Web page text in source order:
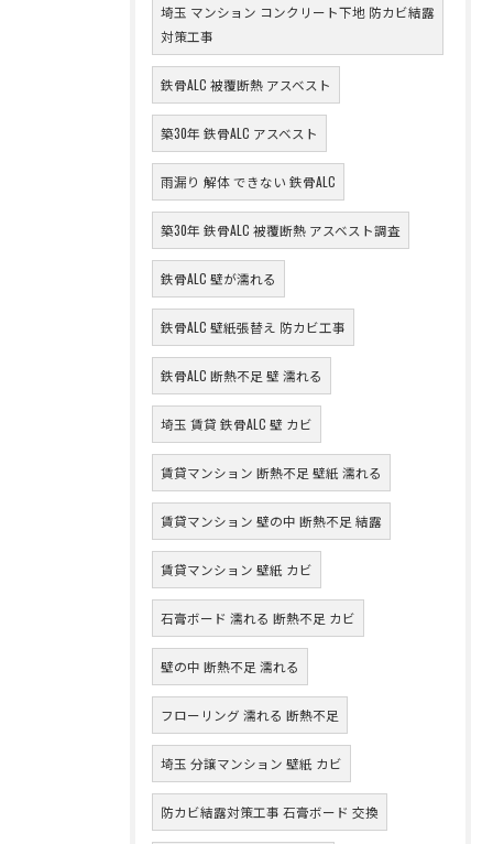
埼玉 マンション コンクリート下地 防カビ結露
対策工事
鉄骨ALC 被覆断熱 アスベスト
築30年 鉄骨ALC アスベスト
雨漏り 解体 できない 鉄骨ALC
築30年 鉄骨ALC 被覆断熱 アスベスト調査
鉄骨ALC 壁が濡れる
鉄骨ALC 壁紙張替え 防カビ工事
鉄骨ALC 断熱不足 壁 濡れる
埼玉 賃貸 鉄骨ALC 壁 カビ
賃貸マンション 断熱不足 壁紙 濡れる
賃貸マンション 壁の中 断熱不足 結露
賃貸マンション 壁紙 カビ
石膏ボード 濡れる 断熱不足 カビ
壁の中 断熱不足 濡れる
フローリング 濡れる 断熱不足
埼玉 分譲マンション 壁紙 カビ
防カビ結露対策工事 石膏ボード 交換